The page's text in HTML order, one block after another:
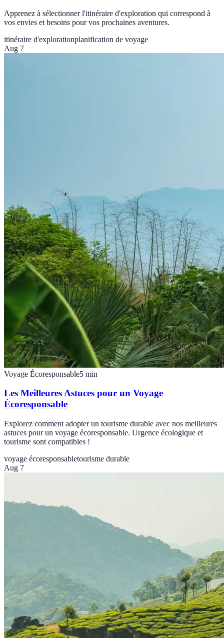
Apprenez à sélectionner l'itinéraire d'exploration qui correspond à
vos envies et besoins pour vos prochaines aventures.
itinéraire d'explorationplanification de voyage
Aug 7
Voyage Écoresponsable5 min
Les Meilleures Astuces pour un Voyage
Écoresponsable
Explorez comment adopter un tourisme durable avec nos meilleures
astuces pour un voyage écoresponsable. Urgence écologique et
tourisme sont compatibles !
voyage écoresponsabletourisme durable
Aug 7